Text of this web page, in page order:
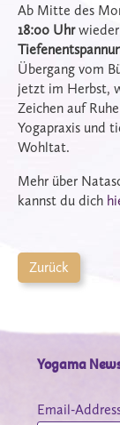
Ab Mitte des
18:00 Uhrwieder
Übergang vom
jetzt im Herbst,
Zeichen auf
Yogapraxis und
Wohltat.
Mehr über
kannst du dich
Zurück
Yogama
Email-